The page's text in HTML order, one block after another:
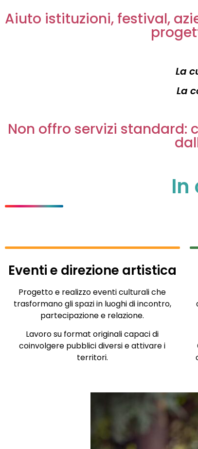
Aiuto istituzioni, festival,
La
La
Non offro servizi
In
Eventi e direzione artistica
Progetto e realizzo eventi culturali che
trasformano gli spazi in luoghi di incontro,
partecipazione e relazione.
Lavoro su format originali capaci di
coinvolgere pubblici diversi e attivare i
territori.